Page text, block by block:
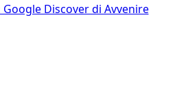
Discover di Avvenire